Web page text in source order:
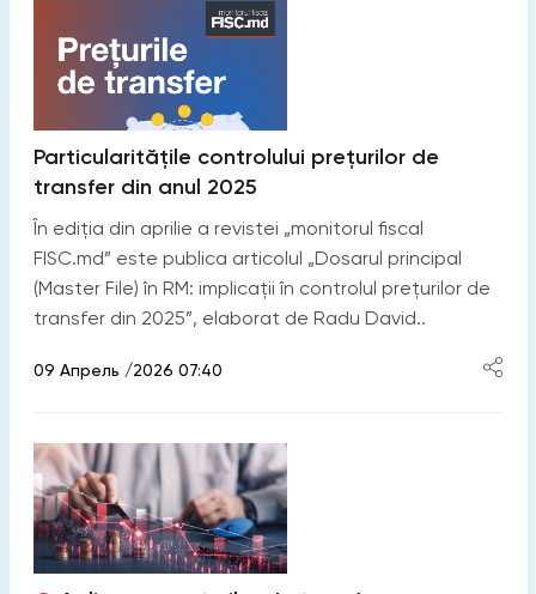
Particularitățile controlului prețurilor de
transfer din anul 2025
În ediția din aprilie a revistei „monitorul fiscal
FISC.md” este publica articolul „Dosarul principal
(Master File) în RM: implicații în controlul prețurilor de
transfer din 2025”, elaborat de Radu David..
09 Апрель /2026 07:40